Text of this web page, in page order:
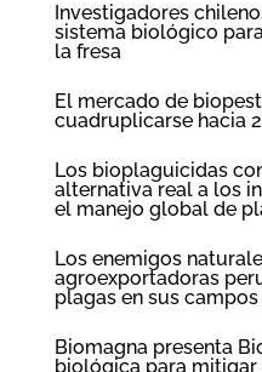
Investigadores
sistema biológico
la fresa
El mercado de
cuadruplicarse hacia
Los bioplaguicidas
alternativa real a los
el manejo global de
Los enemigos
agroexportadoras
plagas en sus campos
Biomagna presenta
biológica para